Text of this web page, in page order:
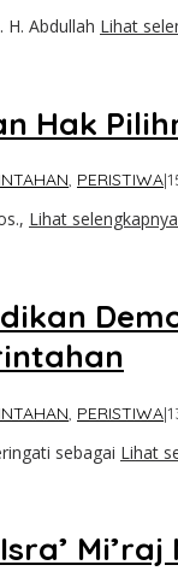
H. Abdullah Lihat
Hak
, PERISTIWA|
Lihat
, PERISTIWA|
sebagai Lihat